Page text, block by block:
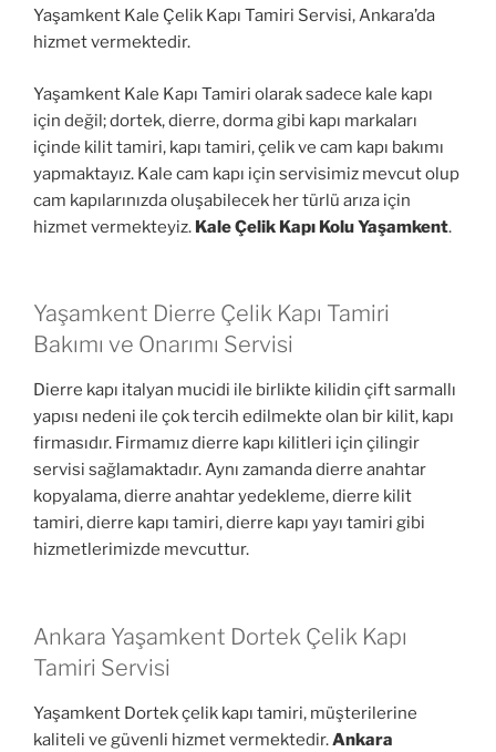
Yaşamkent Kale Çelik Kapı Tamiri Servisi, Ankara’da
hizmet vermektedir.
Yaşamkent Kale Kapı Tamiri olarak sadece kale kapı
için değil; dortek, dierre, dorma gibi kapı markaları
içinde kilit tamiri, kapı tamiri, çelik ve cam kapı bakımı
yapmaktayız. Kale cam kapı için servisimiz mevcut olup
cam kapılarınızda oluşabilecek her türlü arıza için
hizmet vermekteyiz. Kale Çelik Kapı Kolu Yaşamkent.
Yaşamkent Dierre Çelik Kapı Tamiri
Bakımı ve Onarımı Servisi
Dierre kapı italyan mucidi ile birlikte kilidin çift sarmallı
yapısı nedeni ile çok tercih edilmekte olan bir kilit, kapı
firmasıdır. Firmamız dierre kapı kilitleri için çilingir
servisi sağlamaktadır. Aynı zamanda dierre anahtar
kopyalama, dierre anahtar yedekleme, dierre kilit
tamiri, dierre kapı tamiri, dierre kapı yayı tamiri gibi
hizmetlerimizde mevcuttur.
Ankara Yaşamkent Dortek Çelik Kapı
Tamiri Servisi
Yaşamkent Dortek çelik kapı tamiri, müşterilerine
kaliteli ve güvenli hizmet vermektedir.Ankara